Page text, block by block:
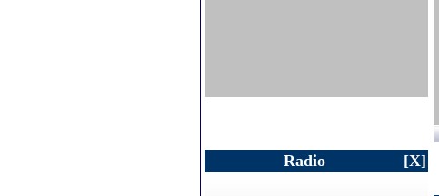
Radio [X]